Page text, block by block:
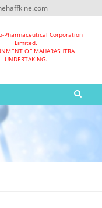
Pharmaceutical Corporation
Limited.
OF MAHARASHTRA
UNDERTAKING.